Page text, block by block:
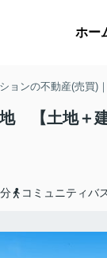
ホー
ョンの不動産(売買)
【土地＋建
コミュニティバ